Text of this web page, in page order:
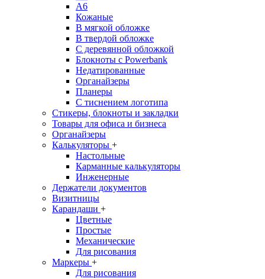
A6
Кожаные
В мягкой обложке
В твердой обложке
С деревянной обложкой
Блокноты с Powerbank
Недатированные
Органайзеры
Планеры
С тиснением логотипа
Стикеры, блокноты и закладки
Товары для офиса и бизнеса
Органайзеры
Калькуляторы +
Настольные
Карманные калькуляторы
Инженерные
Держатели документов
Визитницы
Карандаши +
Цветные
Простые
Механические
Для рисования
Маркеры +
Для рисования